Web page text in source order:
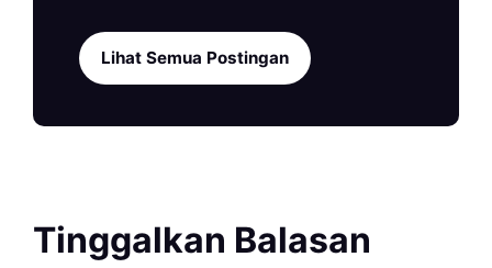
Lihat Semua Postingan
Tinggalkan Balasan